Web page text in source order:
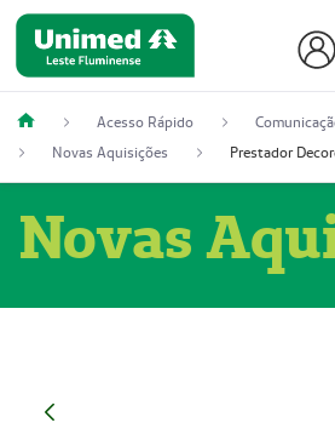
Acesso Rápido
Novas Aquisições
Novas